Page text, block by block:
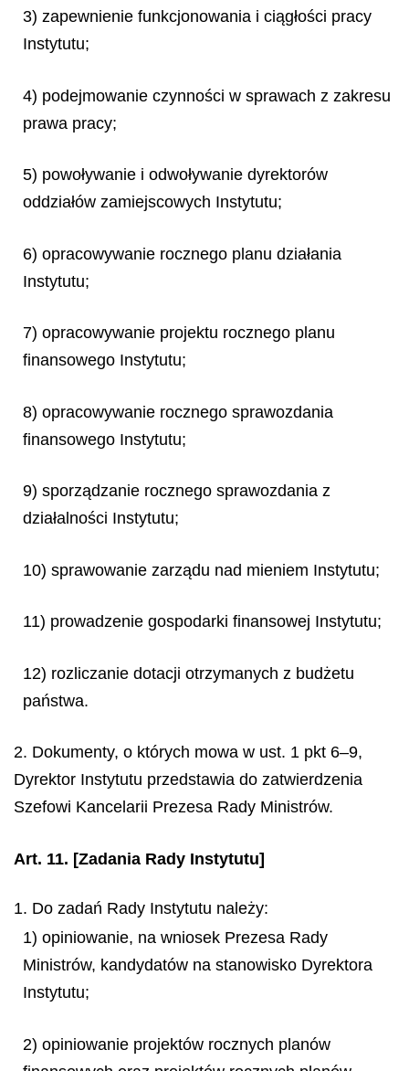
3) zapewnienie funkcjonowania i ciągłości pracy
Instytutu;
4) podejmowanie czynności w sprawach z zakresu
prawa pracy;
5) powoływanie i odwoływanie dyrektorów
oddziałów zamiejscowych Instytutu;
6) opracowywanie rocznego planu działania
Instytutu;
7) opracowywanie projektu rocznego planu
finansowego Instytutu;
8) opracowywanie rocznego sprawozdania
finansowego Instytutu;
9) sporządzanie rocznego sprawozdania z
działalności Instytutu;
10) sprawowanie zarządu nad mieniem Instytutu;
11) prowadzenie gospodarki finansowej Instytutu;
12) rozliczanie dotacji otrzymanych z budżetu
państwa.
2. Dokumenty, o których mowa w ust. 1 pkt 6–9,
Dyrektor Instytutu przedstawia do zatwierdzenia
Szefowi Kancelarii Prezesa Rady Ministrów.
Art. 11. [Zadania Rady Instytutu]
1. Do zadań Rady Instytutu należy:
1) opiniowanie, na wniosek Prezesa Rady
Ministrów, kandydatów na stanowisko Dyrektora
Instytutu;
2) opiniowanie projektów rocznych planów